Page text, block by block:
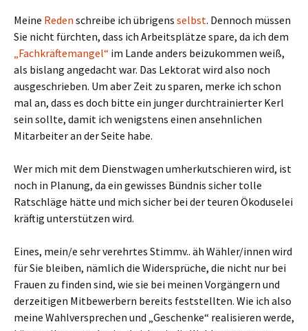
Meine Reden schreibe ich übrigens selbst. Dennoch müssen
Sie nicht fürchten, dass ich Arbeitsplätze spare, da ich dem
„Fachkräftemangel“ im Lande anders beizukommen weiß,
als bislang angedacht war. Das Lektorat wird also noch
ausgeschrieben. Um aber Zeit zu sparen, merke ich schon
mal an, dass es doch bitte ein junger durchtrainierter Kerl
sein sollte, damit ich wenigstens einen ansehnlichen
Mitarbeiter an der Seite habe.
Wer mich mit dem Dienstwagen umherkutschieren wird, ist
noch in Planung, da ein gewisses Bündnis sicher tolle
Ratschläge hätte und mich sicher bei der teuren Ökoduselei
kräftig unterstützen wird.
Eines, mein/e sehr verehrtes Stimmv.. äh Wähler/innen wird
für Sie bleiben, nämlich die Widersprüche, die nicht nur bei
Frauen zu finden sind, wie sie bei meinen Vorgängern und
derzeitigen Mitbewerbern bereits feststellten. Wie ich also
meine Wahlversprechen und „Geschenke“ realisieren werde,